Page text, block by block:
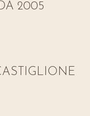
2005